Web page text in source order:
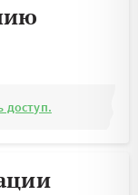
доступ.